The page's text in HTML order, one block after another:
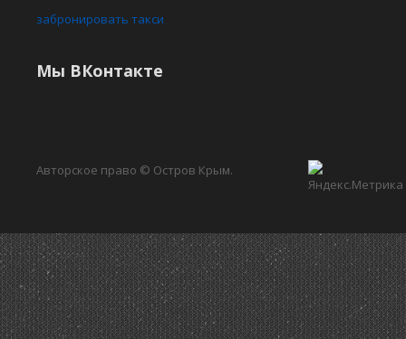
забронировать такси
Мы ВКонтакте
Авторское право © Остров Крым.